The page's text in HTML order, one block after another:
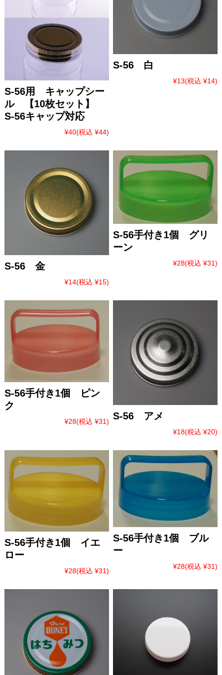
S-56用 キャップシー
ル 【10枚セット】
S-56キャップ対応
¥40(税込 ¥44)
S-56 白
¥13(税込 ¥14)
S-56 金
¥14(税込 ¥15)
S-56手付き1個 グリ
ーン
¥28(税込 ¥31)
S-56手付き1個 ピン
ク
¥28(税込 ¥31)
S-56 アメ
¥18(税込 ¥20)
S-56手付き1個 イエ
ロー
¥28(税込 ¥31)
S-56手付き1個 ブル
ー
¥28(税込 ¥31)